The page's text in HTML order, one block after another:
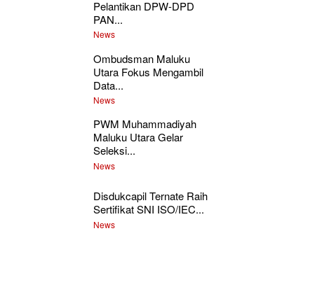
Pelantikan DPW-DPD
PAN...
News
Ombudsman Maluku
Utara Fokus Mengambil
Data...
News
PWM Muhammadiyah
Maluku Utara Gelar
Seleksi...
News
Disdukcapil Ternate Raih
Sertifikat SNI ISO/IEC...
News